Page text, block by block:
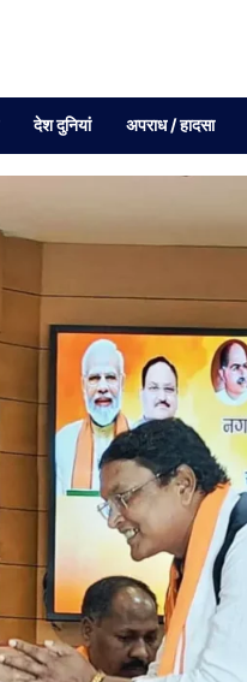
देश दुनियां अपराध / हादसा